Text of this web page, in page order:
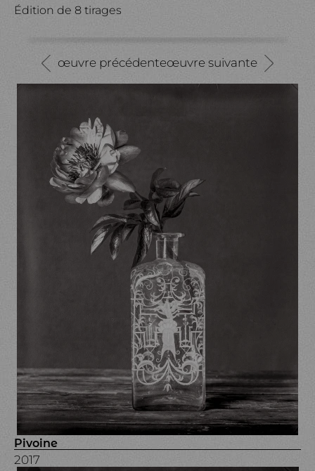
Édition de 8 tirages
œuvre précédenteœuvre suivante
Pivoine
2017